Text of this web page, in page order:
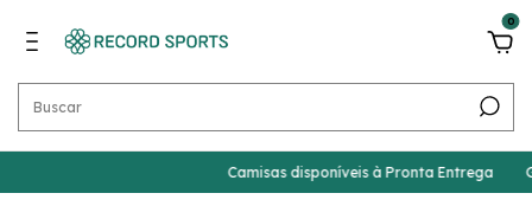
0
Camisas disponíveis à Pronta Entrega